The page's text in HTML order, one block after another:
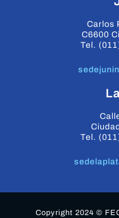
Carlos
C6600
Tel.
Tel.
Copyright 2024 ©